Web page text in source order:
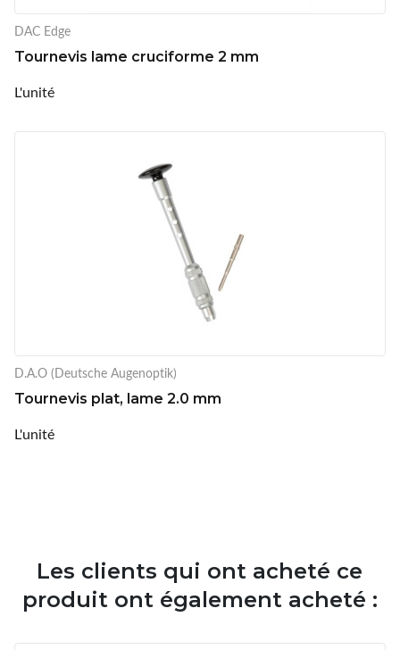
DAC Edge
Tournevis lame cruciforme 2 mm
L'unité
D.A.O (Deutsche Augenoptik)
Tournevis plat, lame 2.0 mm
L'unité
Les clients qui ont acheté ce
produit ont également acheté :